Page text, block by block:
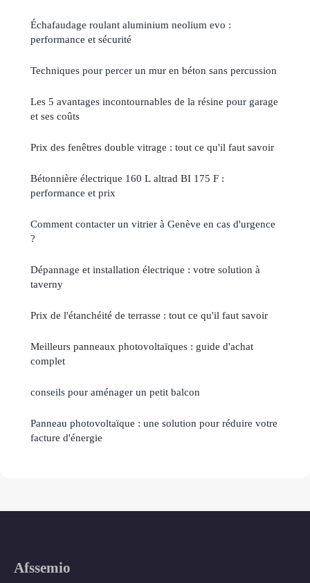
Échafaudage roulant aluminium neolium evo :
performance et sécurité
Techniques pour percer un mur en béton sans percussion
Les 5 avantages incontournables de la résine pour garage
et ses coûts
Prix des fenêtres double vitrage : tout ce qu'il faut savoir
Bétonnière électrique 160 L altrad BI 175 F :
performance et prix
Comment contacter un vitrier à Genève en cas d'urgence
?
Dépannage et installation électrique : votre solution à
taverny
Prix de l'étanchéité de terrasse : tout ce qu'il faut savoir
Meilleurs panneaux photovoltaïques : guide d'achat
complet
conseils pour aménager un petit balcon
Panneau photovoltaïque : une solution pour réduire votre
facture d'énergie
Afssemio